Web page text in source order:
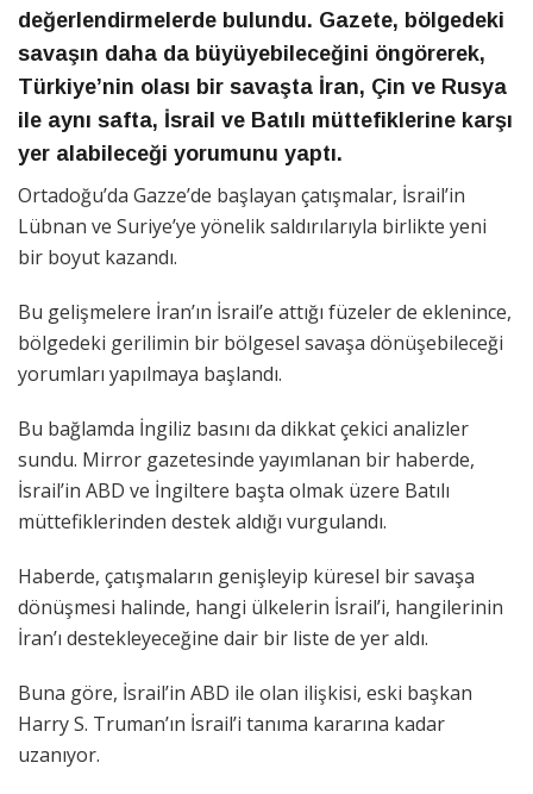
değerlendirmelerde bulundu. Gazete, bölgedeki
savaşın daha da büyüyebileceğini öngörerek,
Türkiye’nin olası bir savaşta İran, Çin ve Rusya
ile aynı safta, İsrail ve Batılı müttefiklerine karşı
yer alabileceği yorumunu yaptı.
Ortadoğu’da Gazze’de başlayan çatışmalar, İsrail’in
Lübnan ve Suriye’ye yönelik saldırılarıyla birlikte yeni
bir boyut kazandı.
Bu gelişmelere İran’ın İsrail’e attığı füzeler de eklenince,
bölgedeki gerilimin bir bölgesel savaşa dönüşebileceği
yorumları yapılmaya başlandı.
Bu bağlamda İngiliz basını da dikkat çekici analizler
sundu. Mirror gazetesinde yayımlanan bir haberde,
İsrail’in ABD ve İngiltere başta olmak üzere Batılı
müttefiklerinden destek aldığı vurgulandı.
Haberde, çatışmaların genişleyip küresel bir savaşa
dönüşmesi halinde, hangi ülkelerin İsrail’i, hangilerinin
İran’ı destekleyeceğine dair bir liste de yer aldı.
Buna göre, İsrail’in ABD ile olan ilişkisi, eski başkan
Harry S. Truman’ın İsrail’i tanıma kararına kadar
uzanıyor.